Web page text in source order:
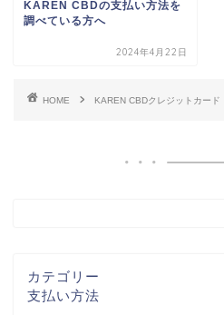
KAREN CBDの支払い方法を
調べている方へ
2024年4月22日
HOME KAREN CBDクレジットカード
カテゴリー
支払い方法